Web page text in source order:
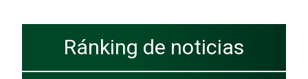
Ránking de noticias